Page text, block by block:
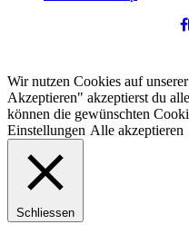
Wir nutzen Cookies auf
Akzeptieren" akzeptierst du
können die gewünschten
Einstellungen Alle akzeptieren
Schliessen